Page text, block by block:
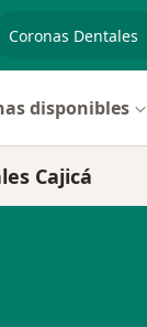
especialidad,
disponibles
Cajicá